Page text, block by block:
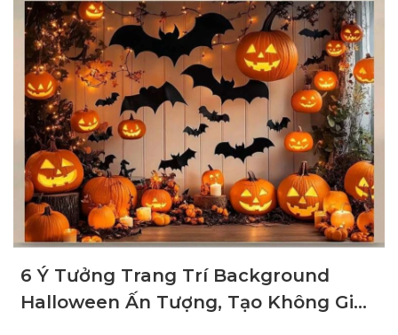
Hàng
6 Ý Tưởng Trang Trí Background
Halloween Ấn Tượng, Tạo Không Gian